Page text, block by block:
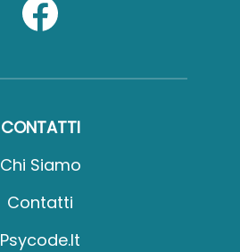
CONTATTI
Chi Siamo
Contatti
Psycode.it